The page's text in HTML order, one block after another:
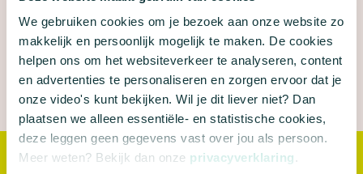
We gebruiken cookies om je bezoek aan onze website zo
makkelijk en persoonlijk mogelijk te maken. De cookies
helpen ons om het websiteverkeer te analyseren, content
en advertenties te personaliseren en zorgen ervoor dat je
onze video's kunt bekijken. Wil je dit liever niet? Dan
plaatsen we alleen essentiële- en statistische cookies,
deze leggen geen gegevens vast over jou als persoon.
Meer weten? Bekijk dan onze privacyverklaring .
onze actie te steunen
, laten we zien dat de
samenleving klimaatbeleid wél belangrijk vindt. En
sporen we de overheid aan om dit onderwerp
hoger op de politieke agenda te zetten.
‘Met deze in het oog springende actie laten we, juist in deze